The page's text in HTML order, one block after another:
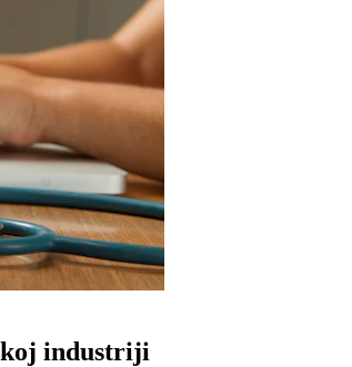
industriji